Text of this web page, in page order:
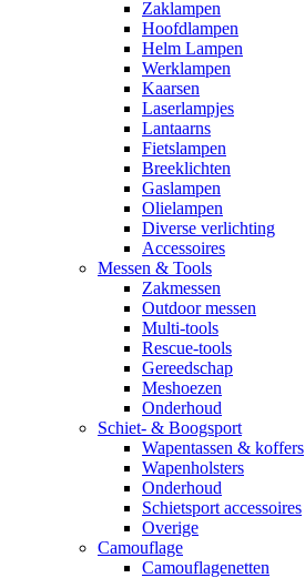
Zaklampen
Hoofdlampen
Helm Lampen
Werklampen
Kaarsen
Laserlampjes
Lantaarns
Fietslampen
Breeklichten
Gaslampen
Olielampen
Diverse verlichting
Accessoires
Messen & Tools
Zakmessen
Outdoor messen
Multi-tools
Rescue-tools
Gereedschap
Meshoezen
Onderhoud
Schiet- & Boogsport
Wapentassen & koffers
Wapenholsters
Onderhoud
Schietsport accessoires
Overige
Camouflage
Camouflagenetten